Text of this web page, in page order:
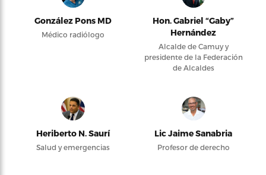
González Pons MD
Médico radiólogo
Hon. Gabriel “Gaby”
Hernández
Alcalde de Camuy y
presidente de la Federación
de Alcaldes
Heriberto N. Saurí
Salud y emergencias
Lic Jaime Sanabria
Profesor de derecho